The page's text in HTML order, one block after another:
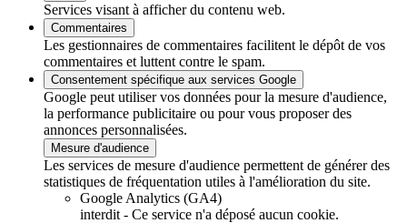
Services visant à afficher du contenu web.
Commentaires
Les gestionnaires de commentaires facilitent le dépôt de vos
commentaires et luttent contre le spam.
Consentement spécifique aux services Google
Google peut utiliser vos données pour la mesure d'audience,
la performance publicitaire ou pour vous proposer des
annonces personnalisées.
Mesure d'audience
Les services de mesure d'audience permettent de générer des
statistiques de fréquentation utiles à l'amélioration du site.
Google Analytics (GA4)
interdit - Ce service n'a déposé aucun cookie.